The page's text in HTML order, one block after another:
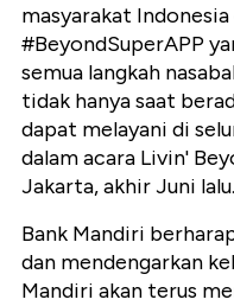
masyarakat
#BeyondSuperAPP
semua langkah
tidak hanya saat
dapat melayani di
dalam acara Livin'
Jakarta, akhir Juni lalu.
Bank Mandiri
dan mendengarkan
Mandiri akan terus